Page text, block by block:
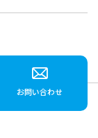
お問い合わせ